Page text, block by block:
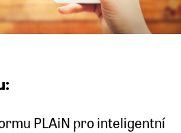
PLAiN pro inteligentní